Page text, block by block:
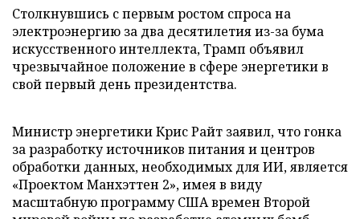
Столкнувшись с первым ростом спроса на
электроэнергию за два десятилетия из-за бума
искусственного интеллекта, Трамп объявил
чрезвычайное положение в сфере энергетики в
свой первый день президентства.
Министр энергетики Крис Райт заявил, что гонка
за разработку источников питания и центров
обработки данных, необходимых для ИИ, является
«Проектом Манхэттен 2», имея в виду
масштабную программу США времен Второй